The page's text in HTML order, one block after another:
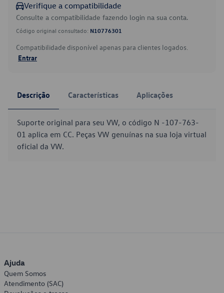
Verifique a compatibilidade
Consulte a compatibilidade fazendo login na sua conta.
Código original consultado: N10776301
Compatibilidade disponível apenas para clientes logados.
Entrar
Descrição Características Aplicações
Suporte original para seu VW, o código N -107-763-
01 aplica em CC. Peças VW genuínas na sua loja virtual
oficial da VW.
Ajuda
Quem Somos
Atendimento (SAC)